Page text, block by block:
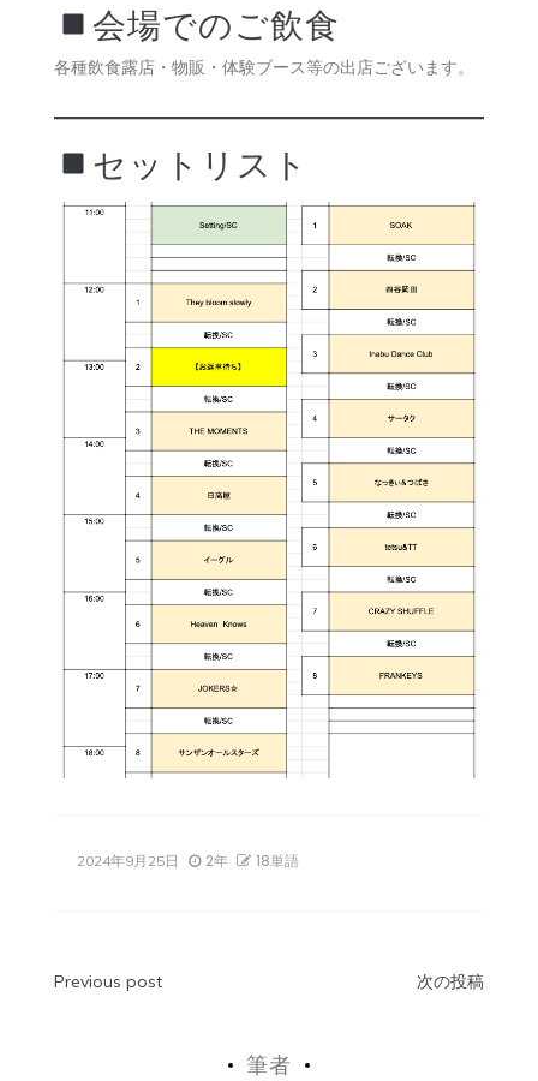
会場でのご飲食
各種飲食露店・物販・体験ブース等の出店ございます。
セットリスト
2024年9月25日 2年 18単語
投
Previous post 次の投稿
筆者